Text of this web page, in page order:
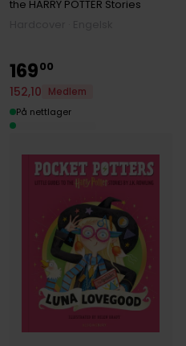
the HARRY POTTER Stories
16900
152,10
Medlem
På nettlager